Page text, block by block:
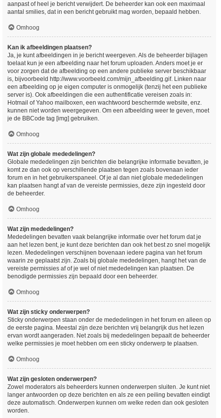
aanpast of heel je bericht verwijdert. De beheerder kan ook een maximaal
aantal smilies, dat in een bericht gebruikt mag worden, bepaald hebben.
Omhoog
Kan ik afbeeldingen plaatsen?
Ja, je kunt afbeeldingen in je bericht weergeven. Als de beheerder bijlagen
toelaat kun je een afbeelding naar het forum uploaden. Anders moet je er
voor zorgen dat de afbeelding op een andere publieke server beschikbaar
is, bijvoorbeeld http://www.voorbeeld.com/mijn_afbeelding.gif. Linken naar
een afbeelding op je eigen computer is onmogelijk (tenzij het een publieke
server is). Ook afbeeldingen die een authentificatie vereisen zoals in:
Hotmail of Yahoo mailboxen, een wachtwoord beschermde website, enz.
kunnen niet worden weergegeven. Om een afbeelding weer te geven, moet
je de BBCode tag [img] gebruiken.
Omhoog
Wat zijn globale mededelingen?
Globale mededelingen zijn berichten die belangrijke informatie bevatten, je
komt ze dan ook op verschillende plaatsen tegen zoals bovenaan ieder
forum en in het gebruikerspaneel. Of je al dan niet globale mededelingen
kan plaatsen hangt af van de vereiste permissies, deze zijn ingesteld door
de beheerder.
Omhoog
Wat zijn mededelingen?
Mededelingen bevatten vaak belangrijke informatie over het forum dat je
aan het lezen bent, je kunt deze berichten dan ook het best zo snel mogelijk
lezen. Mededelingen verschijnen bovenaan iedere pagina van het forum
waarin ze geplaatst zijn. Zoals bij globale mededelingen, hangt het van de
vereiste permissies af of je wel of niet mededelingen kan plaatsen. De
benodigde permissies zijn bepaald door een beheerder.
Omhoog
Wat zijn sticky onderwerpen?
Sticky onderwerpen staan onder de mededelingen in het forum en alleen op
de eerste pagina. Meestal zijn deze berichten vrij belangrijk dus het lezen
ervan wordt aangeraden. Net zoals bij mededelingen bepaalt de beheerder
welke permissies je moet hebben om een sticky onderwerp te plaatsen.
Omhoog
Wat zijn gesloten onderwerpen?
Zowel moderators als beheerders kunnen onderwerpen sluiten. Je kunt niet
langer antwoorden op deze berichten en als ze een peiling bevatten eindigt
deze automatisch. Onderwerpen kunnen om welke reden dan ook gesloten
worden.